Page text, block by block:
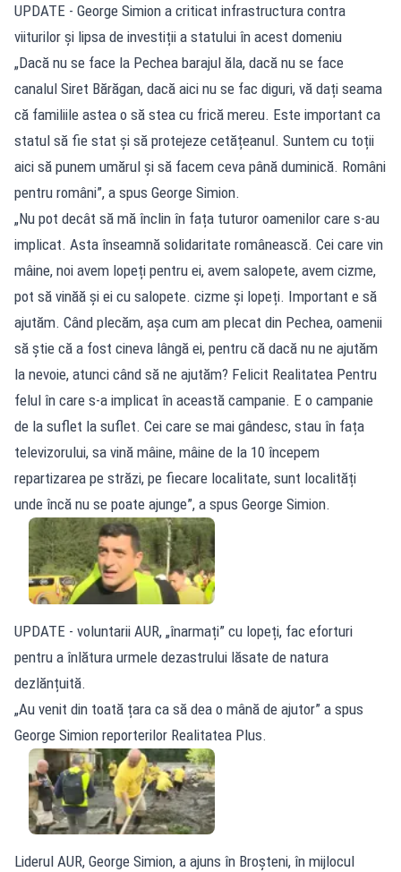
UPDATE - George Simion a criticat infrastructura contra
viiturilor și lipsa de investiții a statului în acest domeniu
„Dacă nu se face la Pechea barajul ăla, dacă nu se face
canalul Siret Bărăgan, dacă aici nu se fac diguri, vă dați seama
că familiile astea o să stea cu frică mereu. Este important ca
statul să fie stat și să protejeze cetățeanul. Suntem cu toții
aici să punem umărul și să facem ceva până duminică. Români
pentru români”, a spus George Simion.
„Nu pot decât să mă înclin în fața tuturor oamenilor care s-au
implicat. Asta înseamnă solidaritate românească. Cei care vin
mâine, noi avem lopeți pentru ei, avem salopete, avem cizme,
pot să vinăă și ei cu salopete. cizme și lopeți. Important e să
ajutăm. Când plecăm, așa cum am plecat din Pechea, oamenii
să știe că a fost cineva lângă ei, pentru că dacă nu ne ajutăm
la nevoie, atunci când să ne ajutăm? Felicit Realitatea Pentru
felul în care s-a implicat în această campanie. E o campanie
de la suflet la suflet. Cei care se mai gândesc, stau în fața
televizorului, sa vină mâine, mâine de la 10 începem
repartizarea pe străzi, pe fiecare localitate, sunt localități
unde încă nu se poate ajunge”, a spus George Simion.
UPDATE - voluntarii AUR, „înarmați” cu lopeți, fac eforturi
pentru a înlătura urmele dezastrului lăsate de natura
dezlănțuită.
„Au venit din toată țara ca să dea o mână de ajutor” a spus
George Simion reporterilor Realitatea Plus.
Liderul AUR, George Simion, a ajuns în Broșteni, în mijlocul